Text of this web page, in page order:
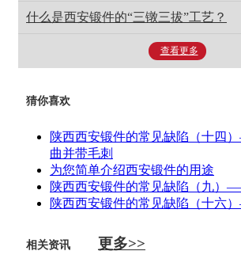
什么是西安锻件的“三镦三拔”工艺？
查看更多
猜你喜欢
陕西西安锻件的常见缺陷（十四
曲并带毛刺
为您简单介绍西安锻件的用途
陕西西安锻件的常见缺陷（九）
陕西西安锻件的常见缺陷（十六
相关资讯 更多>>